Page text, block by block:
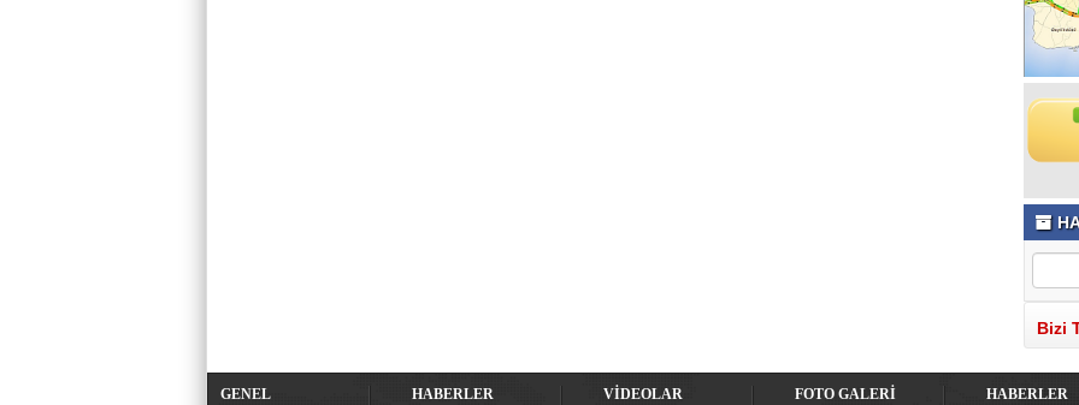
Bizi
GENEL HABERLER VİDEOLAR FOTO GALERİ HABERLER